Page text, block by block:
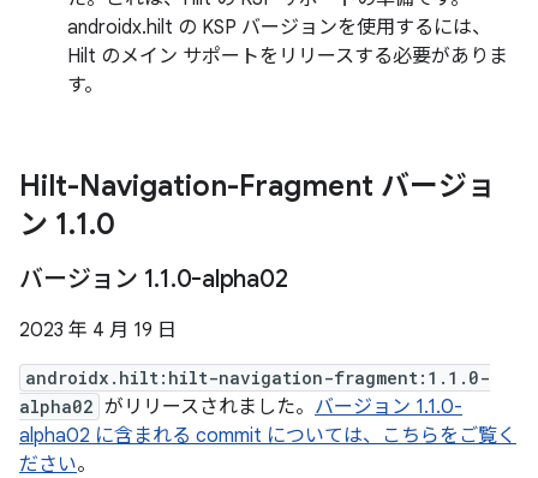
androidx.hilt の KSP バージョンを使用するには、
Hilt のメイン サポートをリリースする必要がありま
す。
Hilt-Navigation-Fragment バージョ
ン 1.1.0
バージョン 1.1.0-alpha02
2023 年 4 月 19 日
androidx.hilt:hilt-navigation-fragment:1.1.0-
alpha02 がリリースされました。 バージョン 1.1.0-
alpha02 に含まれる commit については、こちらをご覧く
ださい。